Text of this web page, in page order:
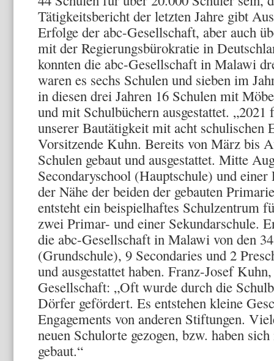
Tätigkeitsbericht der letzten Jahre gibt
Erfolge der abc-Gesellschaft, aber auch
mit der Regierungsbürokratie in
konnten die abc-Gesellschaft in Malawi
waren es sechs Schulen und sieben im
in diesen drei Jahren 16 Schulen mit
und mit Schulbüchern ausgestattet.
unserer Bautätigkeit mit acht schulischen
Vorsitzende Kuhn. Bereits von März bis
Schulen gebaut und ausgestattet. Mitte
Secondaryschool (Hauptschule) und
der Nähe der beiden der gebauten
entsteht ein beispielhaftes Schulzentrum
zwei Primar- und einer Sekundarschule.
die abc-Gesellschaft in Malawi von den
(Grundschule), 9 Secondaries und 2
und ausgestattet haben. Franz-Josef
Gesellschaft: „Oft wurde durch die
Dörfer gefördert. Es entstehen kleine
Engagements von anderen Stiftungen.
neuen Schulorte gezogen, bzw. haben
gebaut.“